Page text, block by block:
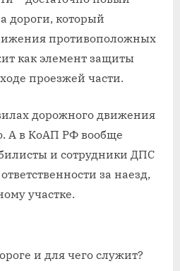
дороги, который
противоположных
как элемент защиты
проезжей части.
дорожного движения
А в КоАП РФ вообще
и сотрудники ДПС
за наезд,
участке.
и для чего служит?